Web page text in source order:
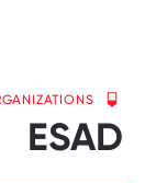
ESAD